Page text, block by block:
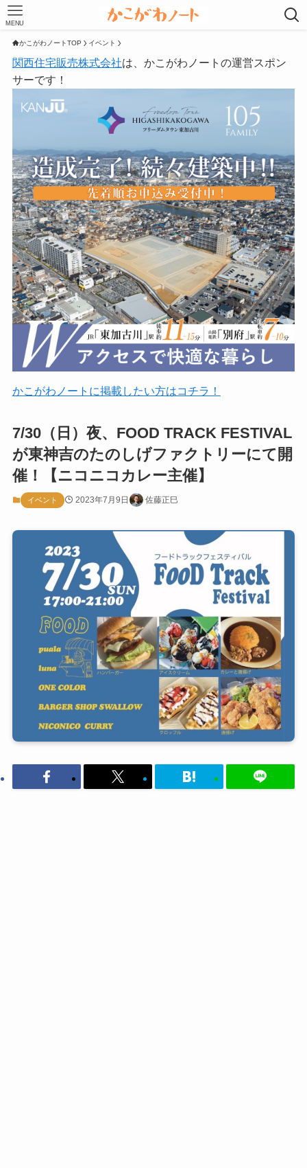
MENU
かこがわノートTOP イベント
関西住宅販売株式会社は、かこがわノートの運営スポン
サーです！
かこがわノートに掲載したい方はコチラ！
7/30（日）夜、FOOD TRACK FESTIVAL
が東神吉のたのしげファクトリーにて開
催！【ニコニコカレー主催】
イベント 2023年7月9日 佐藤正巳